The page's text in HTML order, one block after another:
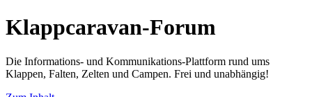
Klappcaravan-Forum
Die Informations- und Kommunikations-Plattform rund ums
Klappen, Falten, Zelten und Campen. Frei und unabhängig!